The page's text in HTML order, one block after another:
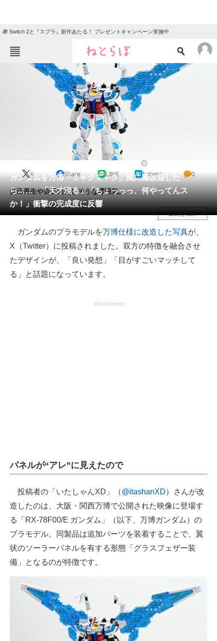
🎁 Switch 2と『スプラ』新作あたる！ プレゼントキャンペーン実施中
ねとらぼメニュー
ニュース
クイズ
地域
教育・育児
リサーチ
会員記事
メディア
注目記事を集めた総合ページ
ITの今と未来を見通す
スマホと通信の最新トレンド
進化するPCとデバイスの未来
好きが集まる 比べて選べる
IT製品の技術・比較・事例
製造業のIT導入・活用を支援
モノづくり技術者専門サイト
エレクトロニクス専門サイト
電子設計の基本と応用
建設×テクノロジーの最前線
ちょっと気になるネットの話題
ガンダムを万博「ミャクミャク」風に魔改造した
ら…… 「天才現る」「ちょっっっ、何やってんス
か！」衝撃の完成度に反響
X Share LINE hatena 0
自己再生や自己進化しそうな雰囲気。
目次を表示
ガンダムのプラモデルを万博仕様に改造した写真が、
X（Twitter）に投稿されました。双方の特徴を融合させ
たデザインが、「良い発想」「目がすごいマッチして
る」と話題になっています。
advertisement
パネルが“アレ”に見えたので
投稿者の「いたしゃんXD」（@itashanXD）さんが改
造したのは、大阪・関西万博で公開された映像に登場す
る「RX-78F00/E ガンダム」（以下、万博ガンダム）の
プラモデル。同製品は追加パーツを装着することで、翼
状のソーラーパネルを有する形態「グラスフェザー装
備」となるのが特徴です。